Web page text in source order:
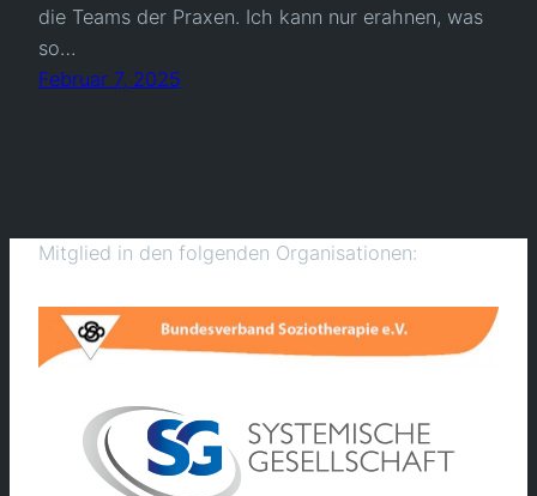
die Teams der Praxen. Ich kann nur erahnen, was
so…
Februar 7, 2025
Mitglied in den folgenden Organisationen: